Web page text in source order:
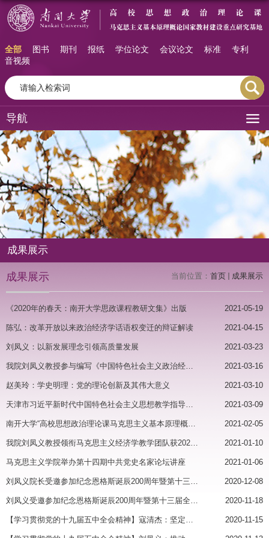
全部 图书 期刊 报纸 学位论文 会议论文 标准
专利
音视频
导航
成果展示
当前位置： 首页 成果展示
成果展示
《2020年的春天：南开大学思政课程教研文集》出版 2021-05-19
陈弘：改革开放以来政治经济学话语权变迁的辩证解读 2021-04-15
刘凤义：以新发展理念引领高质量发展 2021-03-23
2021-03-16
赵美玲：学史明理：党的理论创新及其伟大意义 2021-03-10
2021-03-09
2021-02-05
2021-01-10
马克思主义学院举办第十四期中共党史名家论坛讲座 2021-01-06
2020-12-08
2020-11-18
2020-11-15